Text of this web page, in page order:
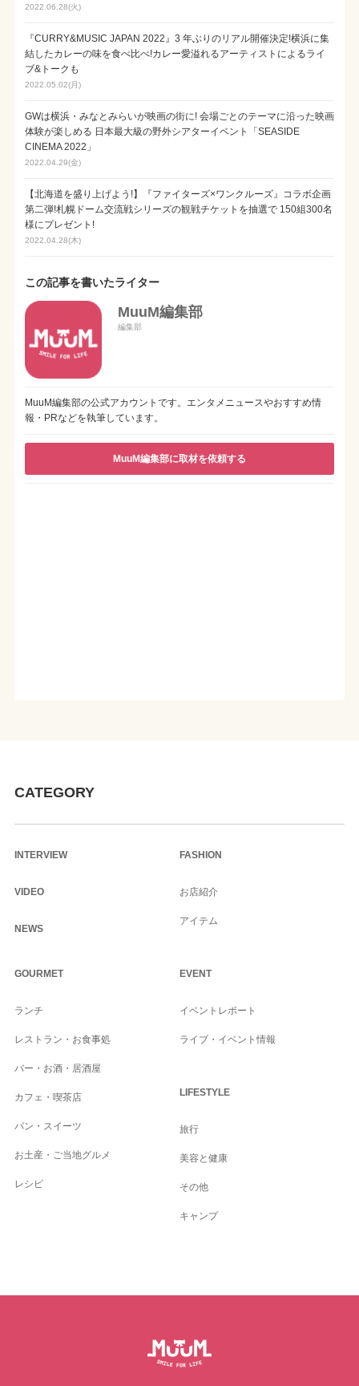
2022.06.28(火)
『CURRY&MUSIC JAPAN 2022』3 年ぶりのリアル開催決定!横浜に集
結したカレーの味を食べ比べ!カレー愛溢れるアーティストによるライ
ブ&トークも
2022.05.02(月)
GWは横浜・みなとみらいが映画の街に! 会場ごとのテーマに沿った映画
体験が楽しめる 日本最大級の野外シアターイベント「SEASIDE
CINEMA 2022」
2022.04.29(金)
【北海道を盛り上げよう!】『ファイターズ×ワンクルーズ』コラボ企画
第二弾!札幌ドーム交流戦シリーズの観戦チケットを抽選で 150組300名
様にプレゼント!
2022.04.28(木)
この記事を書いたライター
MuuM編集部
編集部
MuuM編集部の公式アカウントです。エンタメニュースやおすすめ情
報・PRなどを執筆しています。
MuuM編集部に取材を依頼する
CATEGORY
INTERVIEW
VIDEO
NEWS
FASHION
お店紹介
アイテム
GOURMET
ランチ
レストラン・お食事処
バー・お酒・居酒屋
カフェ・喫茶店
パン・スイーツ
お土産・ご当地グルメ
レシピ
EVENT
イベントレポート
ライブ・イベント情報
LIFESTYLE
旅行
美容と健康
その他
キャンプ